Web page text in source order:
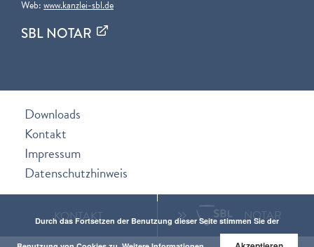
GIS NOTAR
Web:www.kanzlei-sbl.de
SBL NOTAR
Downloads
Kontakt
Impressum
Datenschutzhinweis
KONTAKT
Durch das Fortsetzen der Benutzung dieser Seite stimmen Sie der